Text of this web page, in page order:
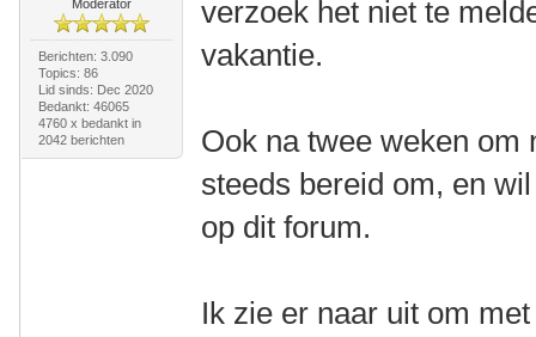
Moderator
Berichten: 3.090
Topics: 86
Lid sinds: Dec 2020
Bedankt: 46065
4760 x bedankt in
2042 berichten
verzoek het niet te
vakantie.
Ook na twee weken om
steeds bereid om, en
op dit forum.
Ik zie er naar uit om